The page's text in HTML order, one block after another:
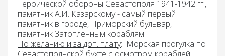
Героической обороны Севастополя 1941-1942 гг.,
памятник А.И. Казарскому - самый первый
памятник в городе, Приморский бульвар,
памятник Затопленным кораблям.
По желанию и за доп. плату: Морская прогулка по
Севастопольской бухте с осмотром кораблей